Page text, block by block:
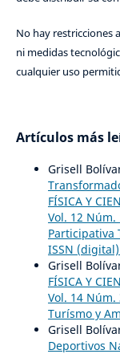
No hay restricciones
ni medidas
cualquier uso
Artículos más
Grisell
FÍSICA Y
Vol. 12
Participativa
ISSN
Grisell
FÍSICA Y
Vol. 14 Núm.
Turísmo y
Grisell
Deportivos